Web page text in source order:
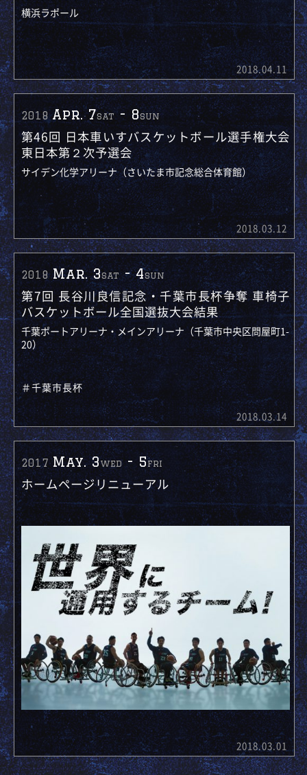
横浜ラポール
2018.04.11
2018 Apr. 7sat- 8sun
第46回 日本車いすバスケットボール選手権大会
東日本第２次予選会
サイデン化学アリーナ（さいたま市記念総合体育館）
2018.03.12
2018Mar. 3sat -4sun
第7回 長谷川良信記念・千葉市長杯争奪 車椅子
バスケットボール全国選抜大会結果
千葉ポートアリーナ・メインアリーナ（千葉市中央区問屋町1-
20）
2018.03.14
＃千葉市長杯
2017May. 3wed- 5fri
ホームページリニューアル
2018.03.01